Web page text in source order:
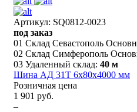
Артикул: SQ0812-0023
под заказ
01 Склад Севастополь
02 Склад Симферополь
03 Удаленный склад: 40 м
Шина АД 31Т 6х80х4000 мм
Розничная цена
1 901 руб.
–